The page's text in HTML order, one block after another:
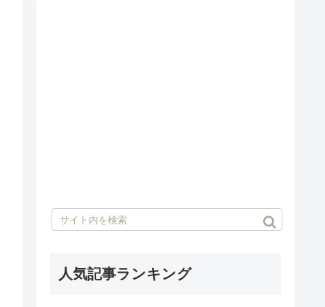
人気記事ランキング